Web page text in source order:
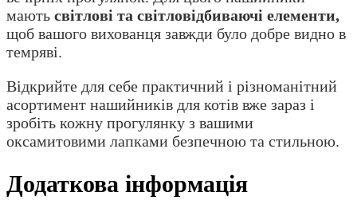
мають світлові та світловідбиваючі елементи,
щоб вашого вихованця завжди було добре видно в
темряві.
Відкрийте для себе практичний і різноманітний
асортимент нашийників для котів вже зараз і
зробіть кожну прогулянку з вашими
оксамитовими лапками безпечною та стильною.
Додаткова інформація